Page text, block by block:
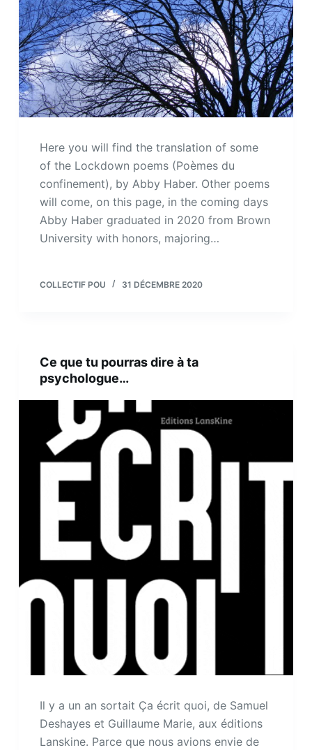
Here you will find the translation of some
of the Lockdown poems (Poèmes du
confinement), by Abby Haber. Other poems
will come, on this page, in the coming days
Abby Haber graduated in 2020 from Brown
University with honors, majoring…
COLLECTIF POU 31 DÉCEMBRE 2020
Ce que tu pourras dire à ta
psychologue…
Il y a un an sortait Ça écrit quoi, de Samuel
Deshayes et Guillaume Marie, aux éditions
Lanskine. Parce que nous avions envie de